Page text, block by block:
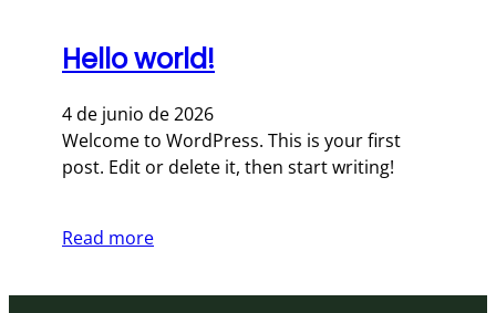
Hello world!
4 de junio de 2026
Welcome to WordPress. This is your first
post. Edit or delete it, then start writing!
Read more